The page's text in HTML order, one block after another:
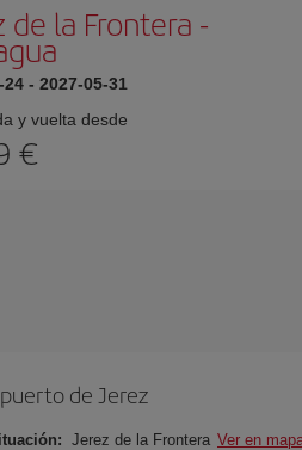
de la Frontera -
24 - 2027-05-31
y vuelta desde
€
de Jerez
Jerez de la Frontera Ver en